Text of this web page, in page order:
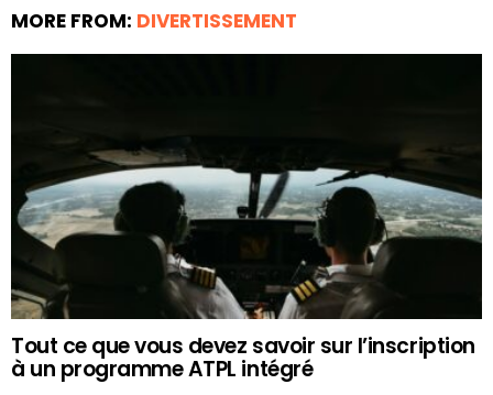
MORE FROM: DIVERTISSEMENT
Tout ce que vous devez savoir sur l’inscription
à un programme ATPL intégré